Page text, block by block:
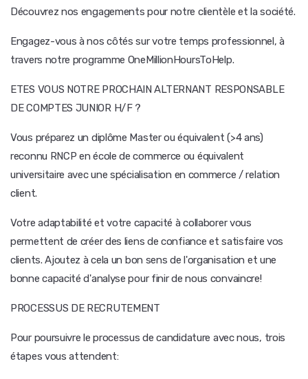
Découvrez nos engagements pour notre clientèle et la société.
Engagez-vous à nos côtés sur votre temps professionnel, à
travers notre programme OneMillionHoursToHelp.
ETES VOUS NOTRE PROCHAIN ALTERNANT RESPONSABLE
DE COMPTES JUNIOR H/F ?
Vous préparez un diplôme Master ou équivalent (>4 ans)
reconnu RNCP en école de commerce ou équivalent
universitaire avec une spécialisation en commerce / relation
client.
Votre adaptabilité et votre capacité à collaborer vous
permettent de créer des liens de confiance et satisfaire vos
clients. Ajoutez à cela un bon sens de l'organisation et une
bonne capacité d'analyse pour finir de nous convaincre!
PROCESSUS DE RECRUTEMENT
Pour poursuivre le processus de candidature avec nous, trois
étapes vous attendent: